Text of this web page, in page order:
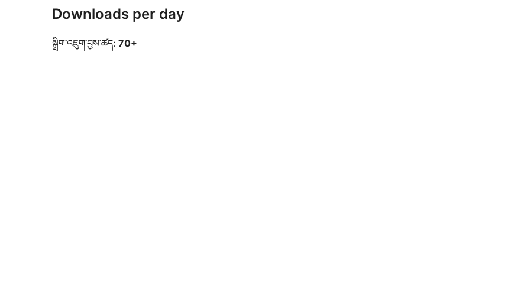
Downloads per day
སྒྲིག་འཇུག་བྱས་ཚད: 70+